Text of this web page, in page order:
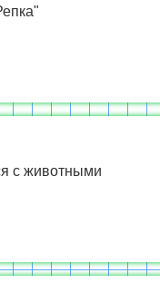
с животными